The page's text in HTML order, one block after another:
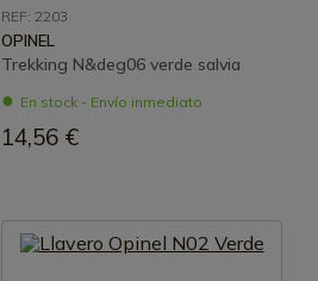
REF: 2203
OPINEL
Trekking N&deg06 verde salvia
En stock - Envío inmediato
14,56 €